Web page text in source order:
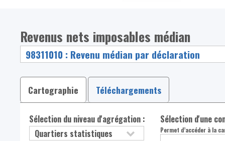
Revenus nets imposables médian
Cartographie Téléchargements
Sélection du niveau d'agrégation : Sélection d'une
Permet d’accéder à la